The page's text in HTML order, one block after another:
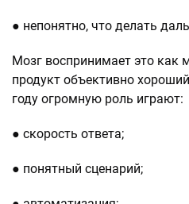
● непонятно, что делать
Мозг воспринимает это как
продукт объективно
году огромную роль играют:
● скорость ответа;
● понятный сценарий;